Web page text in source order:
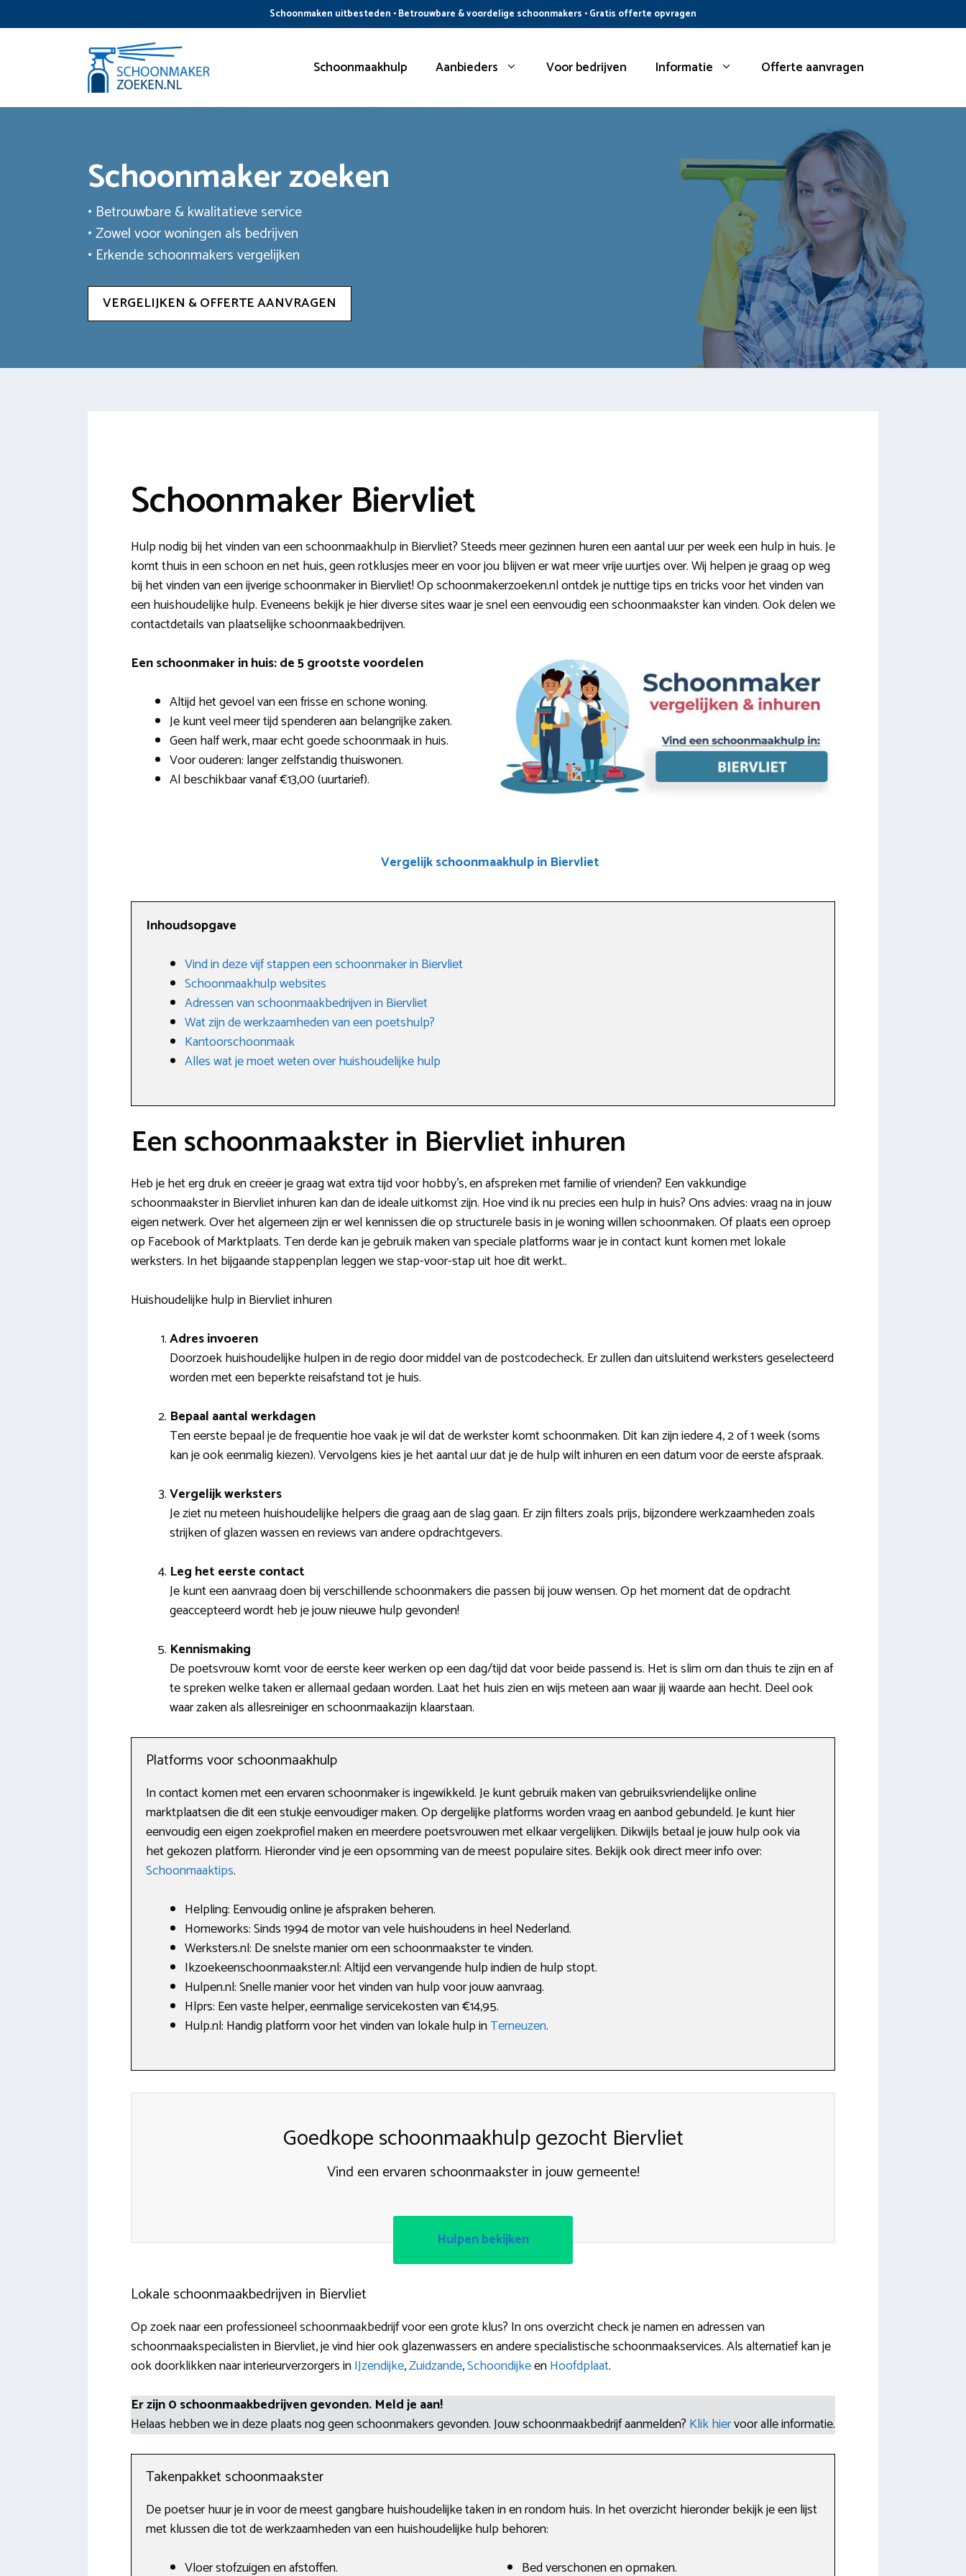
naar
Schoonmaken uitbesteden • Betrouwbare & voordelige schoonmakers • Gratis offerte opvragen
Schoonmaakhulp Aanbieders Voor bedrijven Informatie Offerte aanvragen
Schoonmaker zoeken
• Betrouwbare & kwalitatieve service
• Zowel voor woningen als bedrijven
• Erkende schoonmakers vergelijken
VERGELIJKEN & OFFERTE AANVRAGEN
Schoonmaker Biervliet
Hulp nodig bij het vinden van een schoonmaakhulp in Biervliet? Steeds meer gezinnen huren een aantal uur per week een hulp in huis. Je
komt thuis in een schoon en net huis, geen rotklusjes meer en voor jou blijven er wat meer vrije uurtjes over. Wij helpen je graag op weg
bij het vinden van een ijverige schoonmaker in Biervliet! Op schoonmakerzoeken.nl ontdek je nuttige tips en tricks voor het vinden van
een huishoudelijke hulp. Eveneens bekijk je hier diverse sites waar je snel een eenvoudig een schoonmaakster kan vinden. Ook delen we
contactdetails van plaatselijke schoonmaakbedrijven.
Een schoonmaker in huis: de 5 grootste voordelen
Altijd het gevoel van een frisse en schone woning.
Je kunt veel meer tijd spenderen aan belangrijke zaken.
Geen half werk, maar echt goede schoonmaak in huis.
Voor ouderen: langer zelfstandig thuiswonen.
Al beschikbaar vanaf €13,00 (uurtarief).
Vergelijk schoonmaakhulp in Biervliet
Inhoudsopgave
Vind in deze vijf stappen een schoonmaker in Biervliet
Schoonmaakhulp websites
Adressen van schoonmaakbedrijven in Biervliet
Wat zijn de werkzaamheden van een poetshulp?
Kantoorschoonmaak
Alles wat je moet weten over huishoudelijke hulp
Een schoonmaakster in Biervliet inhuren
Heb je het erg druk en creëer je graag wat extra tijd voor hobby’s, en afspreken met familie of vrienden? Een vakkundige
schoonmaakster in Biervliet inhuren kan dan de ideale uitkomst zijn. Hoe vind ik nu precies een hulp in huis? Ons advies: vraag na in jouw
eigen netwerk. Over het algemeen zijn er wel kennissen die op structurele basis in je woning willen schoonmaken. Of plaats een oproep
op Facebook of Marktplaats. Ten derde kan je gebruik maken van speciale platforms waar je in contact kunt komen met lokale
werksters. In het bijgaande stappenplan leggen we stap-voor-stap uit hoe dit werkt..
Huishoudelijke hulp in Biervliet inhuren
Adres invoeren
Doorzoek huishoudelijke hulpen in de regio door middel van de postcodecheck. Er zullen dan uitsluitend werksters geselecteerd
worden met een beperkte reisafstand tot je huis.
Bepaal aantal werkdagen
Ten eerste bepaal je de frequentie hoe vaak je wil dat de werkster komt schoonmaken. Dit kan zijn iedere 4, 2 of 1 week (soms
kan je ook eenmalig kiezen). Vervolgens kies je het aantal uur dat je de hulp wilt inhuren en een datum voor de eerste afspraak.
Vergelijk werksters
Je ziet nu meteen huishoudelijke helpers die graag aan de slag gaan. Er zijn filters zoals prijs, bijzondere werkzaamheden zoals
strijken of glazen wassen en reviews van andere opdrachtgevers.
Leg het eerste contact
Je kunt een aanvraag doen bij verschillende schoonmakers die passen bij jouw wensen. Op het moment dat de opdracht
geaccepteerd wordt heb je jouw nieuwe hulp gevonden!
Kennismaking
De poetsvrouw komt voor de eerste keer werken op een dag/tijd dat voor beide passend is. Het is slim om dan thuis te zijn en af
te spreken welke taken er allemaal gedaan worden. Laat het huis zien en wijs meteen aan waar jij waarde aan hecht. Deel ook
waar zaken als allesreiniger en schoonmaakazijn klaarstaan.
Platforms voor schoonmaakhulp
In contact komen met een ervaren schoonmaker is ingewikkeld. Je kunt gebruik maken van gebruiksvriendelijke online
marktplaatsen die dit een stukje eenvoudiger maken. Op dergelijke platforms worden vraag en aanbod gebundeld. Je kunt hier
eenvoudig een eigen zoekprofiel maken en meerdere poetsvrouwen met elkaar vergelijken. Dikwijls betaal je jouw hulp ook via
het gekozen platform. Hieronder vind je een opsomming van de meest populaire sites. Bekijk ook direct meer info over:
Schoonmaaktips.
Helpling: Eenvoudig online je afspraken beheren.
Homeworks: Sinds 1994 de motor van vele huishoudens in heel Nederland.
Werksters.nl: De snelste manier om een schoonmaakster te vinden.
Ikzoekeenschoonmaakster.nl: Altijd een vervangende hulp indien de hulp stopt.
Hulpen.nl: Snelle manier voor het vinden van hulp voor jouw aanvraag.
Hlprs: Een vaste helper, eenmalige servicekosten van €14,95.
Hulp.nl: Handig platform voor het vinden van lokale hulp inTerneuzen.
Goedkope schoonmaakhulp gezocht Biervliet
Vind een ervaren schoonmaakster in jouw gemeente!
Hulpen bekijken
Lokale schoonmaakbedrijven in Biervliet
Op zoek naar een professioneel schoonmaakbedrijf voor een grote klus? In ons overzicht check je namen en adressen van
schoonmaakspecialisten in Biervliet, je vind hier ook glazenwassers en andere specialistische schoonmaakservices. Als alternatief kan je
ook doorklikken naar interieurverzorgers inIJzendijke,Zuidzande,SchoondijkeenHoofdplaat.
Er zijn 0 schoonmaakbedrijven gevonden. Meld je aan!
Helaas hebben we in deze plaats nog geen schoonmakers gevonden. Jouw schoonmaakbedrijf aanmelden? Klik hiervoor alle informatie.
Takenpakket schoonmaakster
De poetser huur je in voor de meest gangbare huishoudelijke taken in en rondom huis. In het overzicht hieronder bekijk je een lijst
met klussen die tot de werkzaamheden van een huishoudelijke hulp behoren:
Vloer stofzuigen en afstoffen.
Bed verschonen en opmaken.